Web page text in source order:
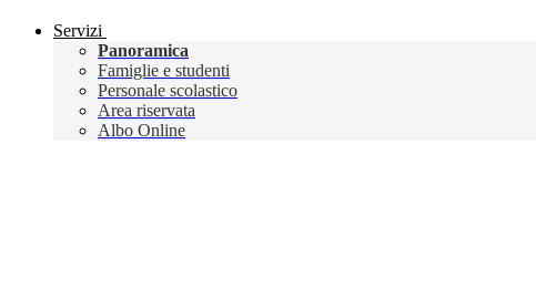
Servizi
Panoramica
Famiglie e studenti
Personale scolastico
Area riservata
Albo Online